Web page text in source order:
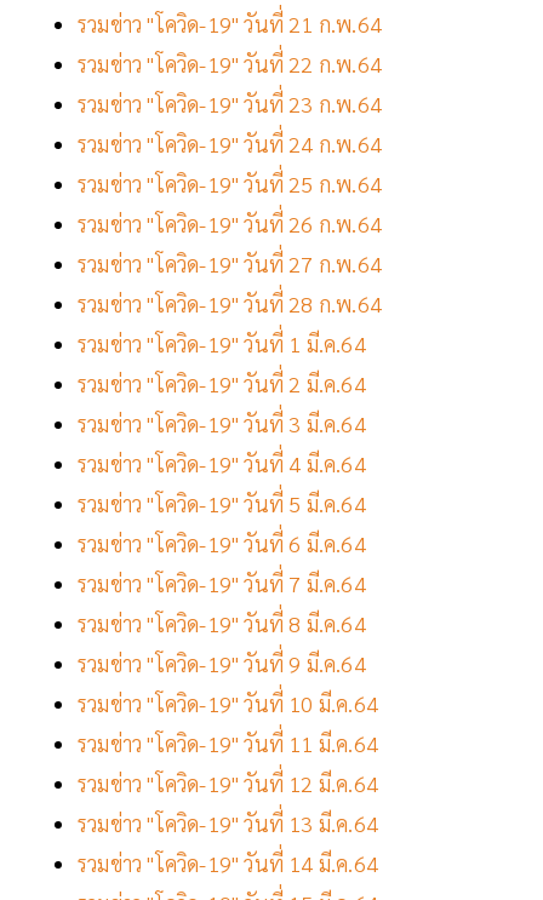
รวมข่าว "โควิด-19" วันที่ 21 ก.พ.64
รวมข่าว "โควิด-19" วันที่ 22 ก.พ.64
รวมข่าว "โควิด-19" วันที่ 23 ก.พ.64
รวมข่าว "โควิด-19" วันที่ 24 ก.พ.64
รวมข่าว "โควิด-19" วันที่ 25 ก.พ.64
รวมข่าว "โควิด-19" วันที่ 26 ก.พ.64
รวมข่าว "โควิด-19" วันที่ 27 ก.พ.64
รวมข่าว "โควิด-19" วันที่ 28 ก.พ.64
รวมข่าว "โควิด-19" วันที่ 1 มี.ค.64
รวมข่าว "โควิด-19" วันที่ 2 มี.ค.64
รวมข่าว "โควิด-19" วันที่ 3 มี.ค.64
รวมข่าว "โควิด-19" วันที่ 4 มี.ค.64
รวมข่าว "โควิด-19" วันที่ 5 มี.ค.64
รวมข่าว "โควิด-19" วันที่ 6 มี.ค.64
รวมข่าว "โควิด-19" วันที่ 7 มี.ค.64
รวมข่าว "โควิด-19" วันที่ 8 มี.ค.64
รวมข่าว "โควิด-19" วันที่ 9 มี.ค.64
รวมข่าว "โควิด-19" วันที่ 10 มี.ค.64
รวมข่าว "โควิด-19" วันที่ 11 มี.ค.64
รวมข่าว "โควิด-19" วันที่ 12 มี.ค.64
รวมข่าว "โควิด-19" วันที่ 13 มี.ค.64
รวมข่าว "โควิด-19" วันที่ 14 มี.ค.64